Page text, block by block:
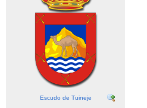
Escudo de Tuineje